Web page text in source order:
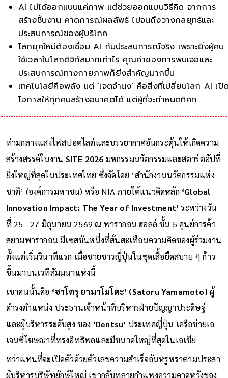
AI ไม่ได้ออกแบบแค่ภาพ แต่ช่วยออกแบบวิธีคิด จากการ
สร้างชิ้นงาน คาดการณ์ผลลัพธ์ ไปจนถึงวางกลยุทธ์และ
ประสบการณ์ของผู้บริโภค
โลกยุคใหม่ต้องเชื่อม AI กับประสบการณ์จริง เพราะยิ่งผู้คน
ใช้เวลาในโลกดิจิทัลมากเท่าไร คุณค่าของการพบเจอและ
ประสบการณ์ทางกายภาพก็ยิ่งสำคัญมากขึ้น
เทคโนโลยีคือพลัง แต่ ‘เจตจำนง’ คือสิ่งที่เปลี่ยนโลก AI เปิ
โอกาสให้ทุกคนสร้างอนาคตได้ แต่ผู้ที่จะกำหนดทิศทางของ
ท่ามกลางแสงไฟสปอตไลต์และบรรยากาศอันกระตุ้นให้เกิดความ
สร้างสรรค์ในงานSITE 2026มหกรรมนวัตกรรมและสตาร์ตอัปที่
ยิ่งใหญ่ที่สุดในประเทศไทย ซึ่งจัดโดย ‘สำนักงานนวัตกรรมแห่ง
ชาติ’ (องค์การมหาชน) หรือ NIA ภายใต้แนวคิดหลัก‘Global
Innovation Impact: The Year of Investment’ระหว่างวัน
ที่ 25 - 27 มิถุนายน 2569 ณ พารากอน ฮอลล์ ชั้น 5 ศูนย์การค้า
สยามพารากอน มีเซสชันหนึ่งที่สั่นสะเทือนความคิดของผู้ร่วมงาน
ตั้งแต่เริ่มวินาทีแรก เมื่อชายชาวญี่ปุ่นในชุดเสื้อยืดสบาย ๆ ก้าว
ขึ้นมาบนเวทีสัมมนาแห่งนี้
เขาคนนั้นคือ‘ซาโตรุ ยามาโมโตะ’ (Satoru Yamamoto)
ดำรงตำแหน่ง ประธานเจ้าหน้าที่บริหารฝ่ายปัญญาประดิษฐ์
และผู้บริหารระดับสูง ของ‘Dentsu’ประเทศญี่ปุ่น เครือข่ายเอ
เจนซี่โฆษณาที่ทรงอิทธิพลและมีขนาดใหญ่ที่สุดในเอเชีย
ทว่าแทนที่จะเปิดตัวด้วยตัวเลขความสำเร็จอันหรูหราตามประสา